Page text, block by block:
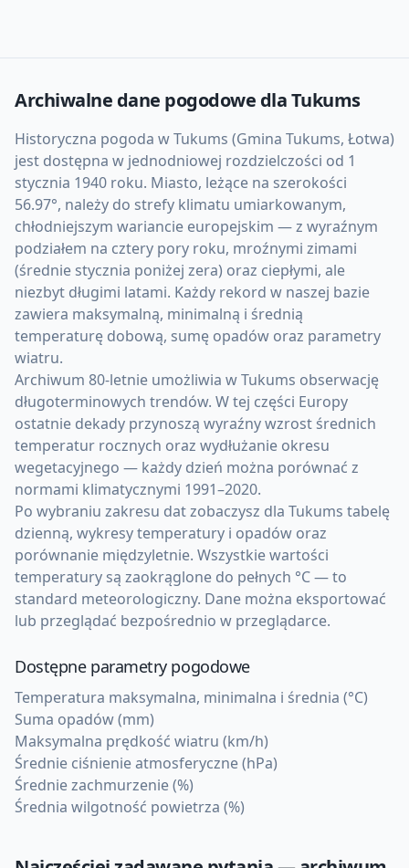
Archiwalne dane pogodowe dlaTukums
Historyczna pogoda w Tukums (Gmina Tukums, Łotwa)
jest dostępna w jednodniowej rozdzielczości od 1
stycznia 1940 roku. Miasto, leżące na szerokości
56.97°, należy do strefy klimatu umiarkowanym,
chłodniejszym wariancie europejskim — z wyraźnym
podziałem na cztery pory roku, mroźnymi zimami
(średnie stycznia poniżej zera) oraz ciepłymi, ale
niezbyt długimi latami. Każdy rekord w naszej bazie
zawiera maksymalną, minimalną i średnią
temperaturę dobową, sumę opadów oraz parametry
wiatru.
Archiwum 80-letnie umożliwia w Tukums obserwację
długoterminowych trendów. W tej części Europy
ostatnie dekady przynoszą wyraźny wzrost średnich
temperatur rocznych oraz wydłużanie okresu
wegetacyjnego — każdy dzień można porównać z
normami klimatycznymi 1991–2020.
Po wybraniu zakresu dat zobaczysz dla Tukums tabelę
dzienną, wykresy temperatury i opadów oraz
porównanie międzyletnie. Wszystkie wartości
temperatury są zaokrąglone do pełnych °C — to
standard meteorologiczny. Dane można eksportować
lub przeglądać bezpośrednio w przeglądarce.
Dostępne parametry pogodowe
Temperatura maksymalna, minimalna i średnia (°C)
Suma opadów (mm)
Maksymalna prędkość wiatru (km/h)
Średnie ciśnienie atmosferyczne (hPa)
Średnie zachmurzenie (%)
Średnia wilgotność powietrza (%)